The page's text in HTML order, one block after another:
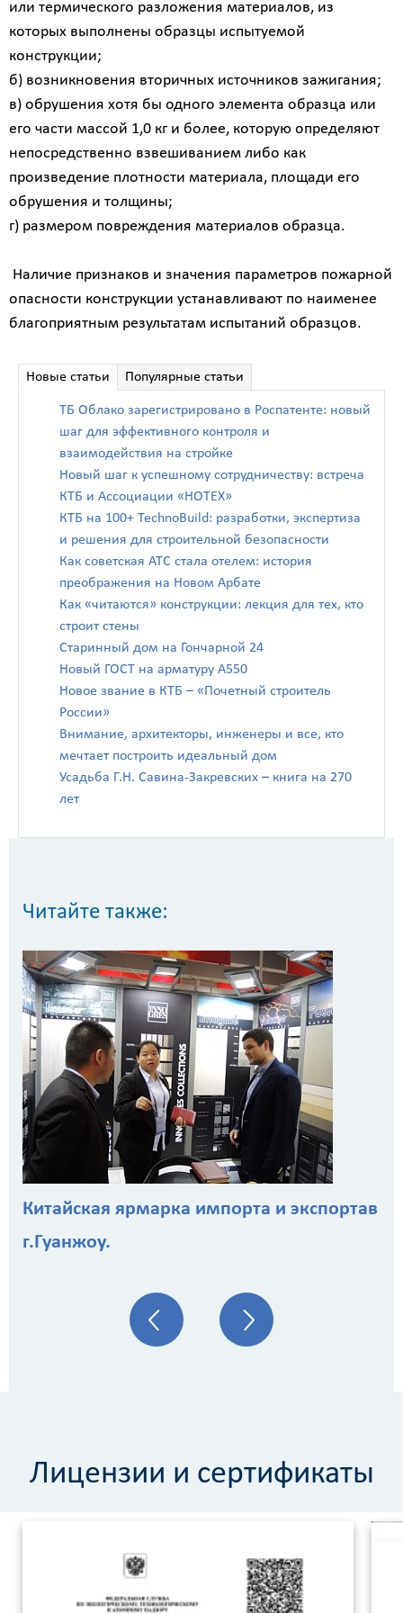
или термического разложения материалов, из
которых выполнены образцы испытуемой
конструкции;
б) возникновения вторичных источников зажигания;
в) обрушения хотя бы одного элемента образца или
его части массой 1,0 кг и более, которую определяют
непосредственно взвешиванием либо как
произведение плотности материала, площади его
обрушения и толщины;
г) размером повреждения материалов образца.
Наличие признаков и значения параметров пожарной
опасности конструкции устанавливают по наименее
благоприятным результатам испытаний образцов.
Новые статьи Популярные статьи
ТБ Облако зарегистрировано в Роспатенте: новый
шаг для эффективного контроля и
взаимодействия на стройке
Новый шаг к успешному сотрудничеству: встреча
КТБ и Ассоциации «НОТЕХ»
КТБ на 100+ TechnoBuild: разработки, экспертиза
и решения для строительной безопасности
Как советская АТС стала отелем: история
преображения на Новом Арбате
Как «читаются» конструкции: лекция для тех, кто
строит стены
Старинный дом на Гончарной 24
Новый ГОСТ на арматуру А550
Новое звание в КТБ – «Почетный строитель
России»
Внимание, архитекторы, инженеры и все, кто
мечтает построить идеальный дом
Усадьба Г.Н. Савина-Закревских – книга на 270
лет
Читайте также:
Китайская ярмарка импорта и экспортав
г.Гуанжоу.
Лицензии и сертификаты